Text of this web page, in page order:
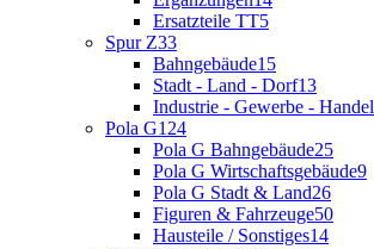
Ersatzteile TT5
Spur Z33
Bahngebäude15
Stadt - Land - Dorf13
Industrie - Gewerbe - Handel
Pola G124
Pola G Bahngebäude25
Pola G Wirtschaftsgebäude9
Pola G Stadt & Land26
Figuren & Fahrzeuge50
Hausteile / Sonstiges14